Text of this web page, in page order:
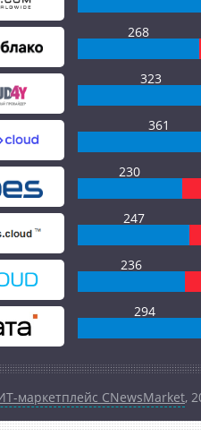
268
323
361
230
247
236
294
маркетплейс CNewsMarket,